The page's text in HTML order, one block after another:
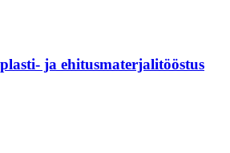
ja ehitusmaterjalitööstus